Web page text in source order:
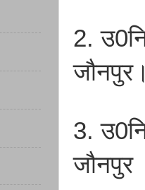
2.
3.
जौनपुर